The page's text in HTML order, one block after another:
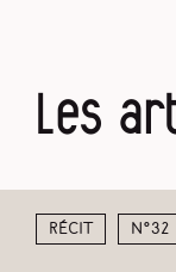
Les
Récit N°32